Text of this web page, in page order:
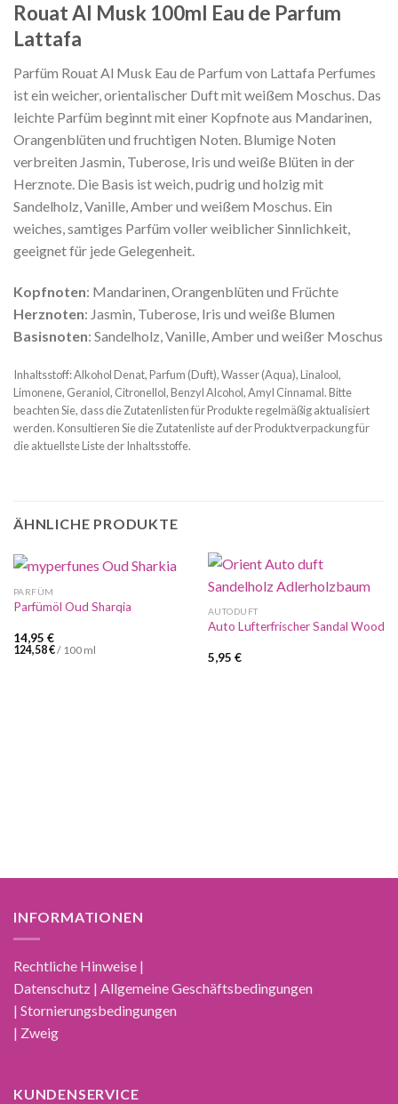
Rouat Al Musk 100ml Eau de Parfum
Lattafa
Parfüm Rouat Al Musk Eau de Parfum von Lattafa Perfumes
ist ein weicher, orientalischer Duft mit weißem Moschus. Das
leichte Parfüm beginnt mit einer Kopfnote aus Mandarinen,
Orangenblüten und fruchtigen Noten. Blumige Noten
verbreiten Jasmin, Tuberose, Iris und weiße Blüten in der
Herznote. Die Basis ist weich, pudrig und holzig mit
Sandelholz, Vanille, Amber und weißem Moschus. Ein
weiches, samtiges Parfüm voller weiblicher Sinnlichkeit,
geeignet für jede Gelegenheit.
Kopfnoten: Mandarinen, Orangenblüten und Früchte
Herznoten: Jasmin, Tuberose, Iris und weiße Blumen
Basisnoten: Sandelholz, Vanille, Amber und weißer Moschus
Inhaltsstoff: Alkohol Denat, Parfum (Duft), Wasser (Aqua), Linalool,
Limonene, Geraniol, Citronellol, Benzyl Alcohol, Amyl Cinnamal. Bitte
beachten Sie, dass die Zutatenlisten für Produkte regelmäßig aktualisiert
werden. Konsultieren Sie die Zutatenliste auf der Produktverpackung für
die aktuellste Liste der Inhaltsstoffe.
ÄHNLICHE PRODUKTE
PARFÜM
Parfümöl Oud Sharqia
14,95 €
124,58€/ 100 ml
AUTODUFT
Auto Lufterfrischer Sandal Wood
5,95 €
INFORMATIONEN
Rechtliche Hinweise |
Datenschutz | Allgemeine Geschäftsbedingungen
| Stornierungsbedingungen
| Zweig
KUNDENSERVICE